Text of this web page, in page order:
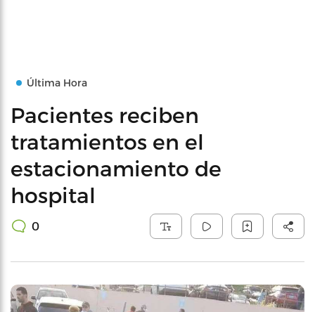
Última Hora
Pacientes reciben
tratamientos en el
estacionamiento de
hospital
0